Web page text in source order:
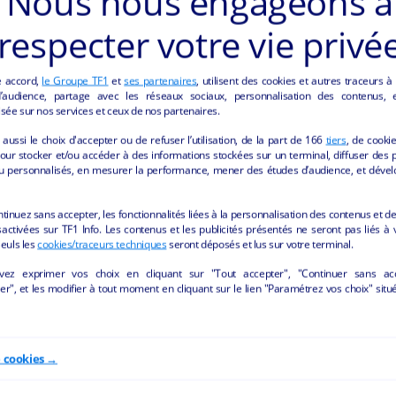
ET RESTAURATION" DE LA
respecter votre vie
accord, le Groupe TF1 etses partenaires, utilisent des cookies et autres traceurs à
partage avec les réseaux sociaux, personnalisation des contenus,
sur nos services et ceux de nos partenaires.
aussi le choix d'accepter ou de refuser l’utilisation, de la part de 166 tiers, de
stocker et/ou accéder à des informations stockées sur un terminal, diffuser des
personnalisés, en mesurer la performance, mener des études d’audience, et
sans accepter, les fonctionnalités liées à la personnalisation des contenus et
sur TF1 Info. Les contenus et les publicités présentés ne seront pas liés à
lescookies/traceurs techniquesseront déposés et lus sur votre terminal.
exprimer vos choix en cliquant sur "Tout accepter", "Continuer sans
et les modifier à tout moment en cliquant sur le lien "Paramétrez vos choix"
cookies →